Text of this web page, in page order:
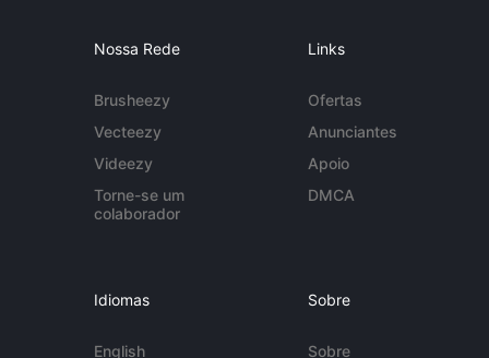
Nossa Rede
Brusheezy
Vecteezy
Videezy
Torne-se um
colaborador
Links
Ofertas
Anunciantes
Apoio
DMCA
Idiomas
English
Sobre
Sobre